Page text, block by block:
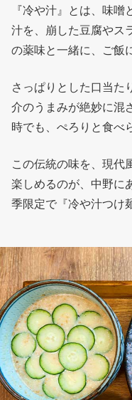
『冷や汁』とは、味
汁を、崩した豆腐やス
の薬味と一緒に、ご飯
さっぱりとした口当た
介のうまみが絶妙に混
時でも、ぺろりと食べ
この伝統の味を、現代
楽しめるのが、中野に
季限定で『冷や汁つけ